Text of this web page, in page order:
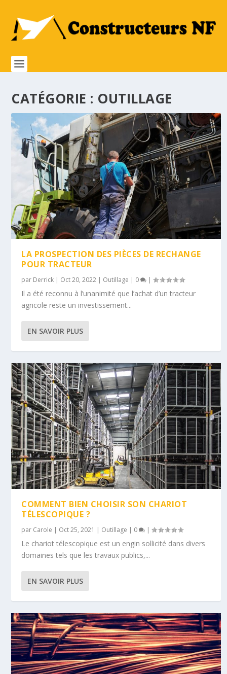
CATÉGORIE : OUTILLAGE
LA PROSPECTION DES PIÈCES DE RECHANGE
POUR TRACTEUR
par Derrick | Oct 20, 2022 | Outillage | 0 |
Il a été reconnu à l’unanimité que l’achat d’un tracteur
agricole reste un investissement...
EN SAVOIR PLUS
COMMENT BIEN CHOISIR SON CHARIOT
TÉLESCOPIQUE ?
par Carole | Oct 25, 2021 | Outillage | 0 |
Le chariot télescopique est un engin sollicité dans divers
domaines tels que les travaux publics,...
EN SAVOIR PLUS